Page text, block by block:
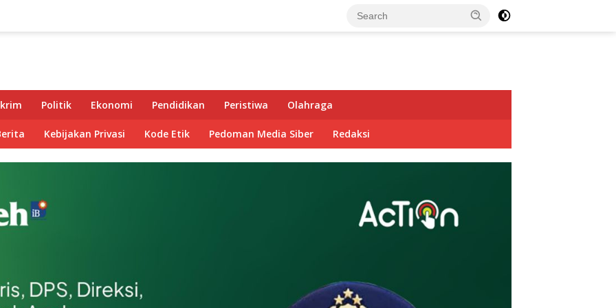
Politik Ekonomi Pendidikan Peristiwa Olahraga
Kebijakan Privasi Kode Etik Pedoman Media Siber Redaksi